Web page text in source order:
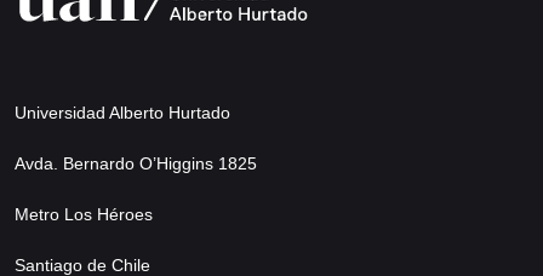
Universidad Alberto Hurtado
Avda. Bernardo O’Higgins 1825
Metro Los Héroes
Santiago de Chile